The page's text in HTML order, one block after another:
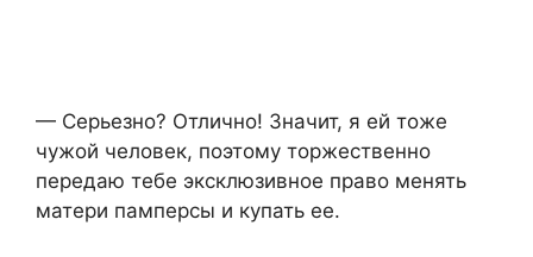
— Серьезно? Отлично! Значит, я ей тоже
чужой человек, поэтому торжественно
передаю тебе эксклюзивное право менять
матери памперсы и купать ее.